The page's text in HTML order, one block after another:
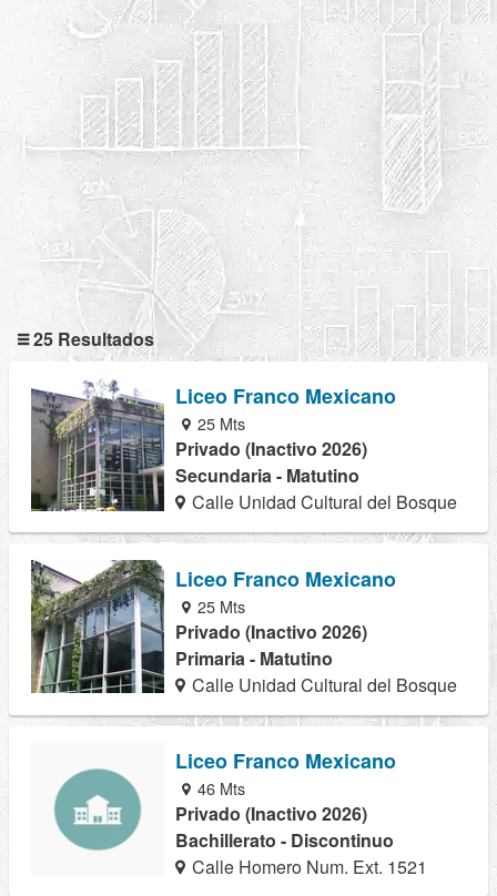
25 Resultados
Liceo Franco Mexicano
25 Mts
Privado (Inactivo 2026)
Secundaria - Matutino
Calle Unidad Cultural del Bosque
Liceo Franco Mexicano
25 Mts
Privado (Inactivo 2026)
Primaria - Matutino
Calle Unidad Cultural del Bosque
Liceo Franco Mexicano
46 Mts
Privado (Inactivo 2026)
Bachillerato - Discontinuo
Calle Homero Num. Ext. 1521